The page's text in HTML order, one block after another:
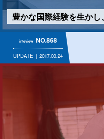
豊かな国際経験を生か
inteview NO.868
UPDATE 2017.03.24